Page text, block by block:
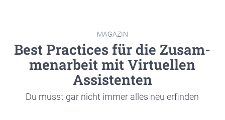
MAGA­ZIN
Best Prac­ti­ces für die Zusam­
men­ar­beit mit Vir­tu­el­len
Assis­ten­ten
Du musst gar nicht immer alles neu erfin­den